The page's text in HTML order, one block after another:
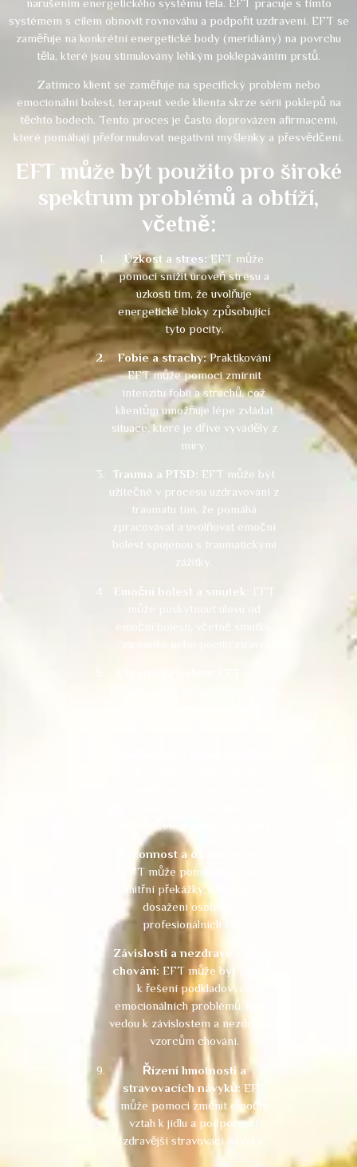
systémem s cílem obnovit rovnováhu a podpořit uzdravení. EFT se
zaměřuje na konkrétní energetické body (meridiány) na povrchu
těla, které jsou stimulovány lehkým poklepáváním prstů.
Zatímco klient se zaměřuje na specifický problém nebo
emocionální bolest, terapeut vede klienta skrze sérii poklepů na
těchto bodech. Tento proces je často doprovázen afirmacemi,
které pomáhají přeformulovat negativní myšlenky a přesvědčení.
EFT může být použito pro široké
spektrum problémů a obtíží,
včetně:
Úzkost a stres: EFT může
pomoci snížit úroveň stresu a
úzkosti tím, že uvolňuje
energetické bloky způsobující
tyto pocity.
Fobie a strachy:Praktikování
EFT může pomoci zmírnit
intenzitu fobií a strachů, což
klientům umožňuje lépe zvládat
situace, které je dříve vyváděly z
míry.
Trauma a PTSD: EFT může být
užitečné v procesu uzdravování z
traumatu tím, že pomáhá
zpracovávat a uvolňovat emoční
bolest spojenou s traumatickými
zážitky.
Emoční bolest a smutek:
EFT
může poskytnout úlevu od
emoční bolesti, včetně smutku,
přesvědčení a emoční blokády.
Výkonnost a osobní rozvoj:
EFT může pomoci odstranit
vnitřní překážky, které brání
dosažení osobních a
profesionálních cílů.
Závislosti a nezdravé vzorce
chování: EFT může být použito
k řešení podkladových
emocionálních problémů, které
vedou k závislostem a nezdravým
vzorcům chování.
Řízení hmotnosti a
stravovacích návyků: EFT
může pomoci změnit emoční
vztah k jídlu a podporovat
zdravější stravovací návyky.